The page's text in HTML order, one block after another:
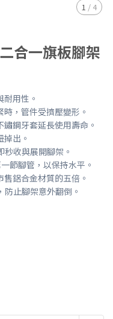
1 / 4
合一旗板腳架
用性。
，管件受擠壓變形。
鋼牙套延長使用壽命。
出。
收與展開腳架。
節腳管，以保持水平。
鋁合金材質的五倍。
止腳架意外翻倒。